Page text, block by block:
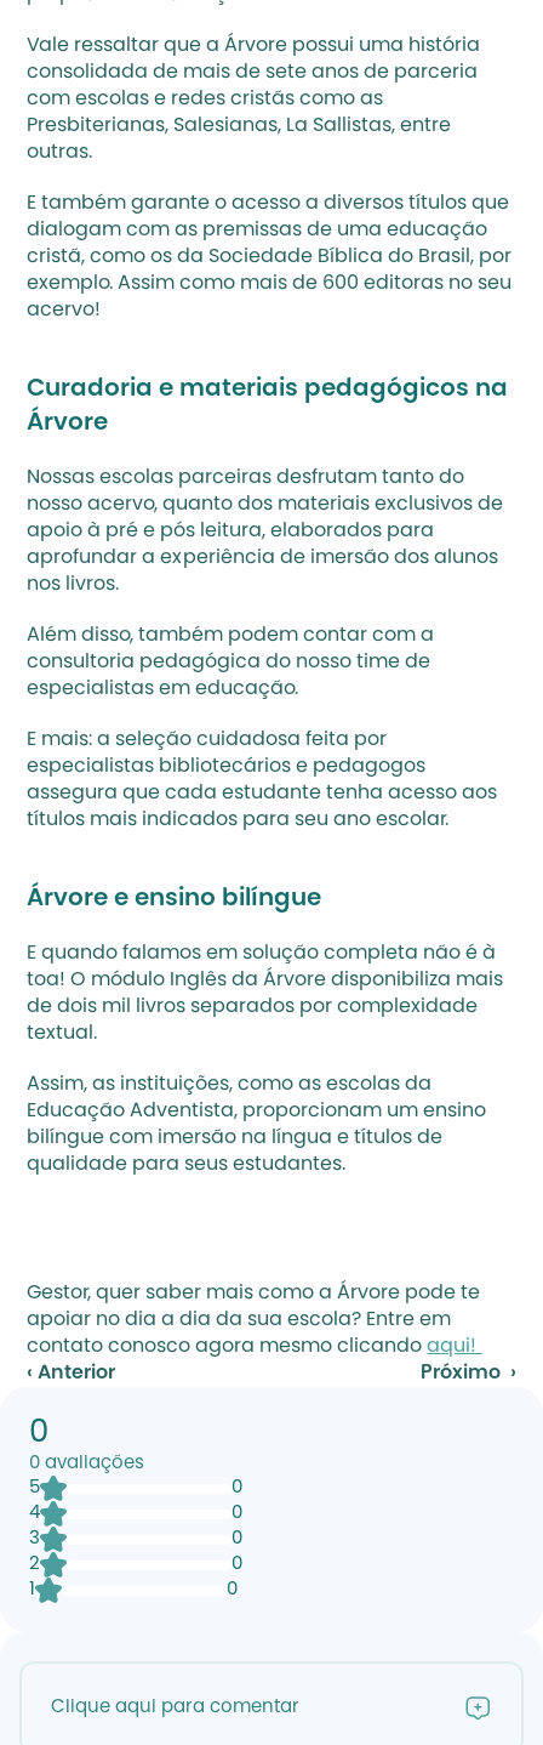
Vale ressaltar que a Árvore possui uma história
consolidada de mais de sete anos de parceria
com escolas e redes cristãs como as
Presbiterianas, Salesianas, La Sallistas, entre
outras.
E também garante o acesso a diversos títulos que
dialogam com as premissas de uma educação
cristã, como os da Sociedade Bíblica do Brasil, por
exemplo. Assim como mais de 600 editoras no seu
acervo!
Curadoria e materiais pedagógicos na
Árvore
Nossas escolas parceiras desfrutam tanto do
nosso acervo, quanto dos materiais exclusivos de
apoio à pré e pós leitura, elaborados para
aprofundar a experiência de imersão dos alunos
nos livros.
Além disso, também podem contar com a
consultoria pedagógica do nosso time de
especialistas em educação.
E mais: a seleção cuidadosa feita por
especialistas bibliotecários e pedagogos
assegura que cada estudante tenha acesso aos
títulos mais indicados para seu ano escolar.
Árvore e ensino bilíngue
E quando falamos em solução completa não é à
toa! O módulo Inglês da Árvore disponibiliza mais
de dois mil livros separados por complexidade
textual.
Assim, as instituições, como as escolas da
Educação Adventista, proporcionam um ensino
bilíngue com imersão na língua e títulos de
qualidade para seus estudantes.
Gestor, quer saber mais como a Árvore pode te
apoiar no dia a dia da sua escola? Entre em
contato conosco agora mesmo clicando aqui!
‹ Anterior
Próximo  ›
0
0 avaliações
5
0
4
0
3
0
2
0
1
0
Clique aqui para comentar